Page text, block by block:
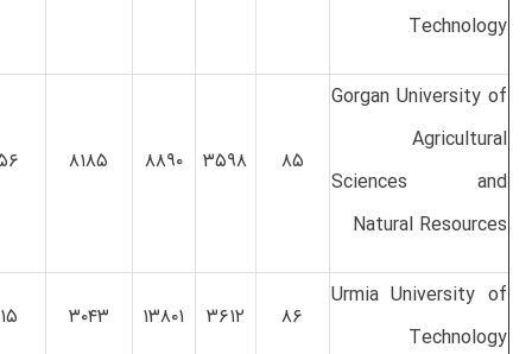
Technology
Gorgan University of
Agricultural
Sciences and
Natural Resources
۸۵ ۳۵۹۸ ۸۸۹۰ ۸۱۸۵
Urmia University of
Technology
۸۶ ۳۶۱۲ ۱۳۸۰۱ ۳۰۴۳